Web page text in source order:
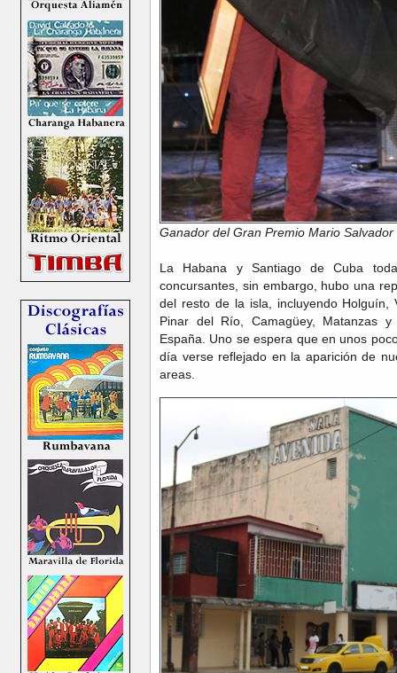
Ganador del Gran Premio Mario
La Habana y Santiago de Cuba
concursantes, sin embargo, hubo una
del resto de la isla, incluyendo Holguín,
Pinar del Río, Camagüey, Matanzas
España. Uno se espera que en unos
día verse reflejado en la aparición de
areas.